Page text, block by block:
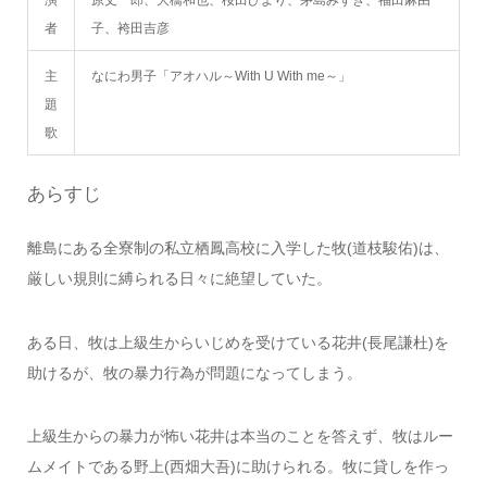
者
子、袴田吉彦
主
題
歌
なにわ男子「アオハル～With U With me～」
あらすじ
離島にある全寮制の私立栖鳳高校に入学した牧(道枝駿佑)は、
厳しい規則に縛られる日々に絶望していた。
ある日、牧は上級生からいじめを受けている花井(長尾謙杜)を
助けるが、牧の暴力行為が問題になってしまう。
上級生からの暴力が怖い花井は本当のことを答えず、牧はルー
ムメイトである野上(西畑大吾)に助けられる。牧に貸しを作っ